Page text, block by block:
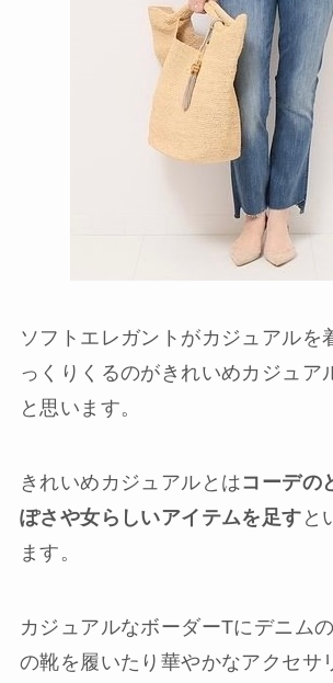
ソフトエレガントがカジュアルを
っくりくるのがきれいめカジュア
と思います。
きれいめカジュアルとはコーデの
ぽさや女らしいアイテムを足す と
ます。
カジュアルなボーダーTにデニム
の靴を履いたり華やかなアクセサ